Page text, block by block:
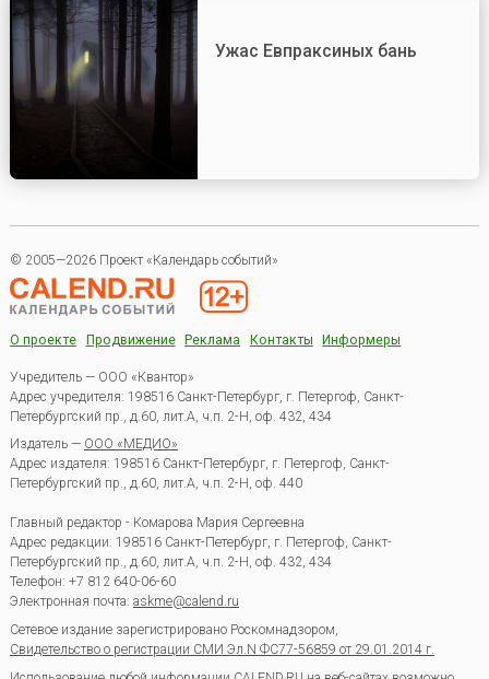
Ужас Евпраксиных бань
© 2005—2026 Проект «Календарь событий»
О проекте Продвижение Реклама Контакты Информеры
Учредитель — ООО «Квантор»
Адрес учредителя: 198516 Санкт-Петербург, г. Петергоф, Санкт-
Петербургский пр., д.60, лит.А, ч.п. 2-Н, оф. 432, 434
Издатель — ООО «МЕДИО»
Адрес издателя: 198516 Санкт-Петербург, г. Петергоф, Санкт-
Петербургский пр., д.60, лит.А, ч.п. 2-Н, оф. 440
Главный редактор - Комарова Мария Сергеевна
Адрес редакции: 198516 Санкт-Петербург, г. Петергоф, Санкт-
Петербургский пр., д.60, лит.А, ч.п. 2-Н, оф. 432, 434
Телефон: +7 812 640-06-60
Электронная почта: askme@calend.ru
Сетевое издание зарегистрировано Роскомнадзором,
Свидетельство о регистрации СМИ Эл.N ФС77-56859 от 29.01.2014 г.